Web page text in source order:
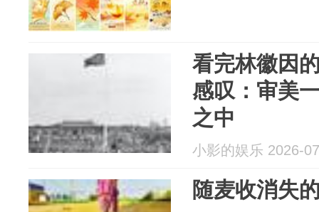
看完林徽因
感叹：审美
之中
小影的娱乐 2026-
随麦收消失